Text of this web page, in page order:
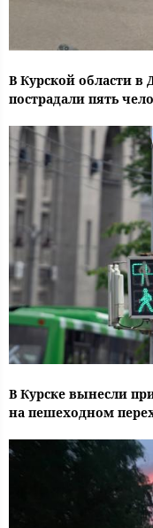
В Курской области
пострадали пять
В Курске вынесли
на пешеходном